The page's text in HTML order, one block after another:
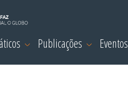
Publicações Eventos